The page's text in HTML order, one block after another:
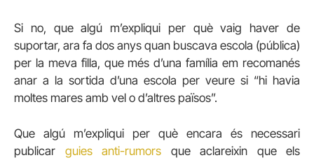
Si no, que algú m’expliqui per què vaig haver de
suportar, ara fa dos anys quan buscava escola (pública)
per la meva filla, que més d’una família em recomanés
anar a la sortida d’una escola per veure si “hi havia
moltes mares amb vel o d’altres països”.
Que algú m’expliqui per què encara és necessari
publicar guies anti-rumors que aclareixin que els